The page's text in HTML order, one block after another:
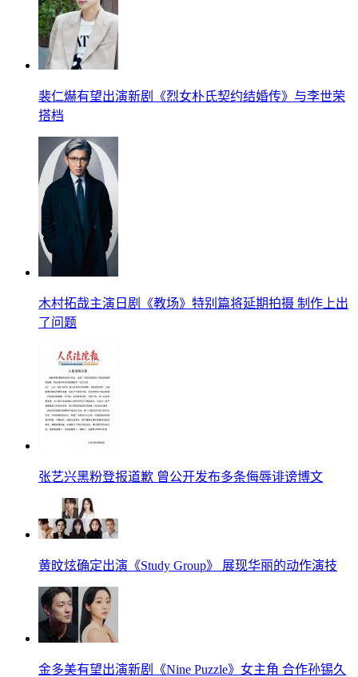
裴仁爀有望出演新剧《烈女朴氏契约结婚传》与李世荣
搭档
木村拓哉主演日剧《教场》特别篇将延期拍摄 制作上出
了问题
张艺兴黑粉登报道歉 曾公开发布多条侮辱诽谤博文
黄旼炫确定出演《Study Group》 展现华丽的动作演技
金多美有望出演新剧《Nine Puzzle》女主角 合作孙锡久